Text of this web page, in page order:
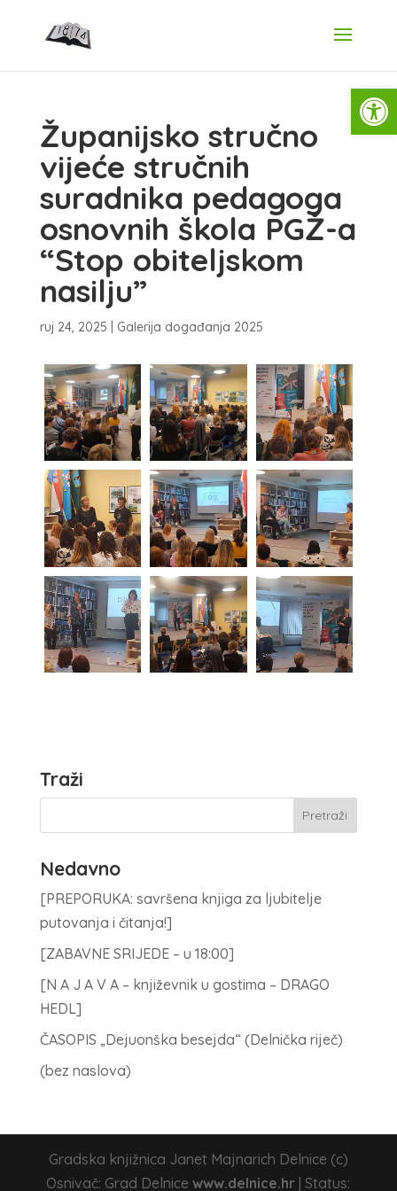
Županijsko stručno
vijeće stručnih
suradnika pedagoga
osnovnih škola PGŽ-a
“Stop obiteljskom
nasilju”
ruj 24, 2025 Galerija događanja 2025
Traži
Nedavno
[PREPORUKA: savršena knjiga za ljubitelje
putovanja i čitanja!]
[ZABAVNE SRIJEDE – u 18:00]
[N A J A V A – književnik u gostima – DRAGO
HEDL]
ČASOPIS „Dejuonška besejda“ (Delnička riječ)
(bez naslova)
Gradska knjižnica Janet Majnarich Delnice (c)
Osnivač: Grad Delnicewww.delnice.hr | Status: